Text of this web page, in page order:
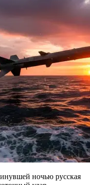
ночью русская